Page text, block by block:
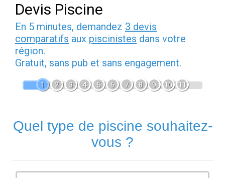
Devis Piscine
En 5 minutes, demandez 3 devis
comparatifs aux piscinistes dans votre
région.
Gratuit, sans pub et sans engagement.
1 2 3 4 5 6 7 8 9 10 11
Quel type de piscine souhaitez-
vous ?